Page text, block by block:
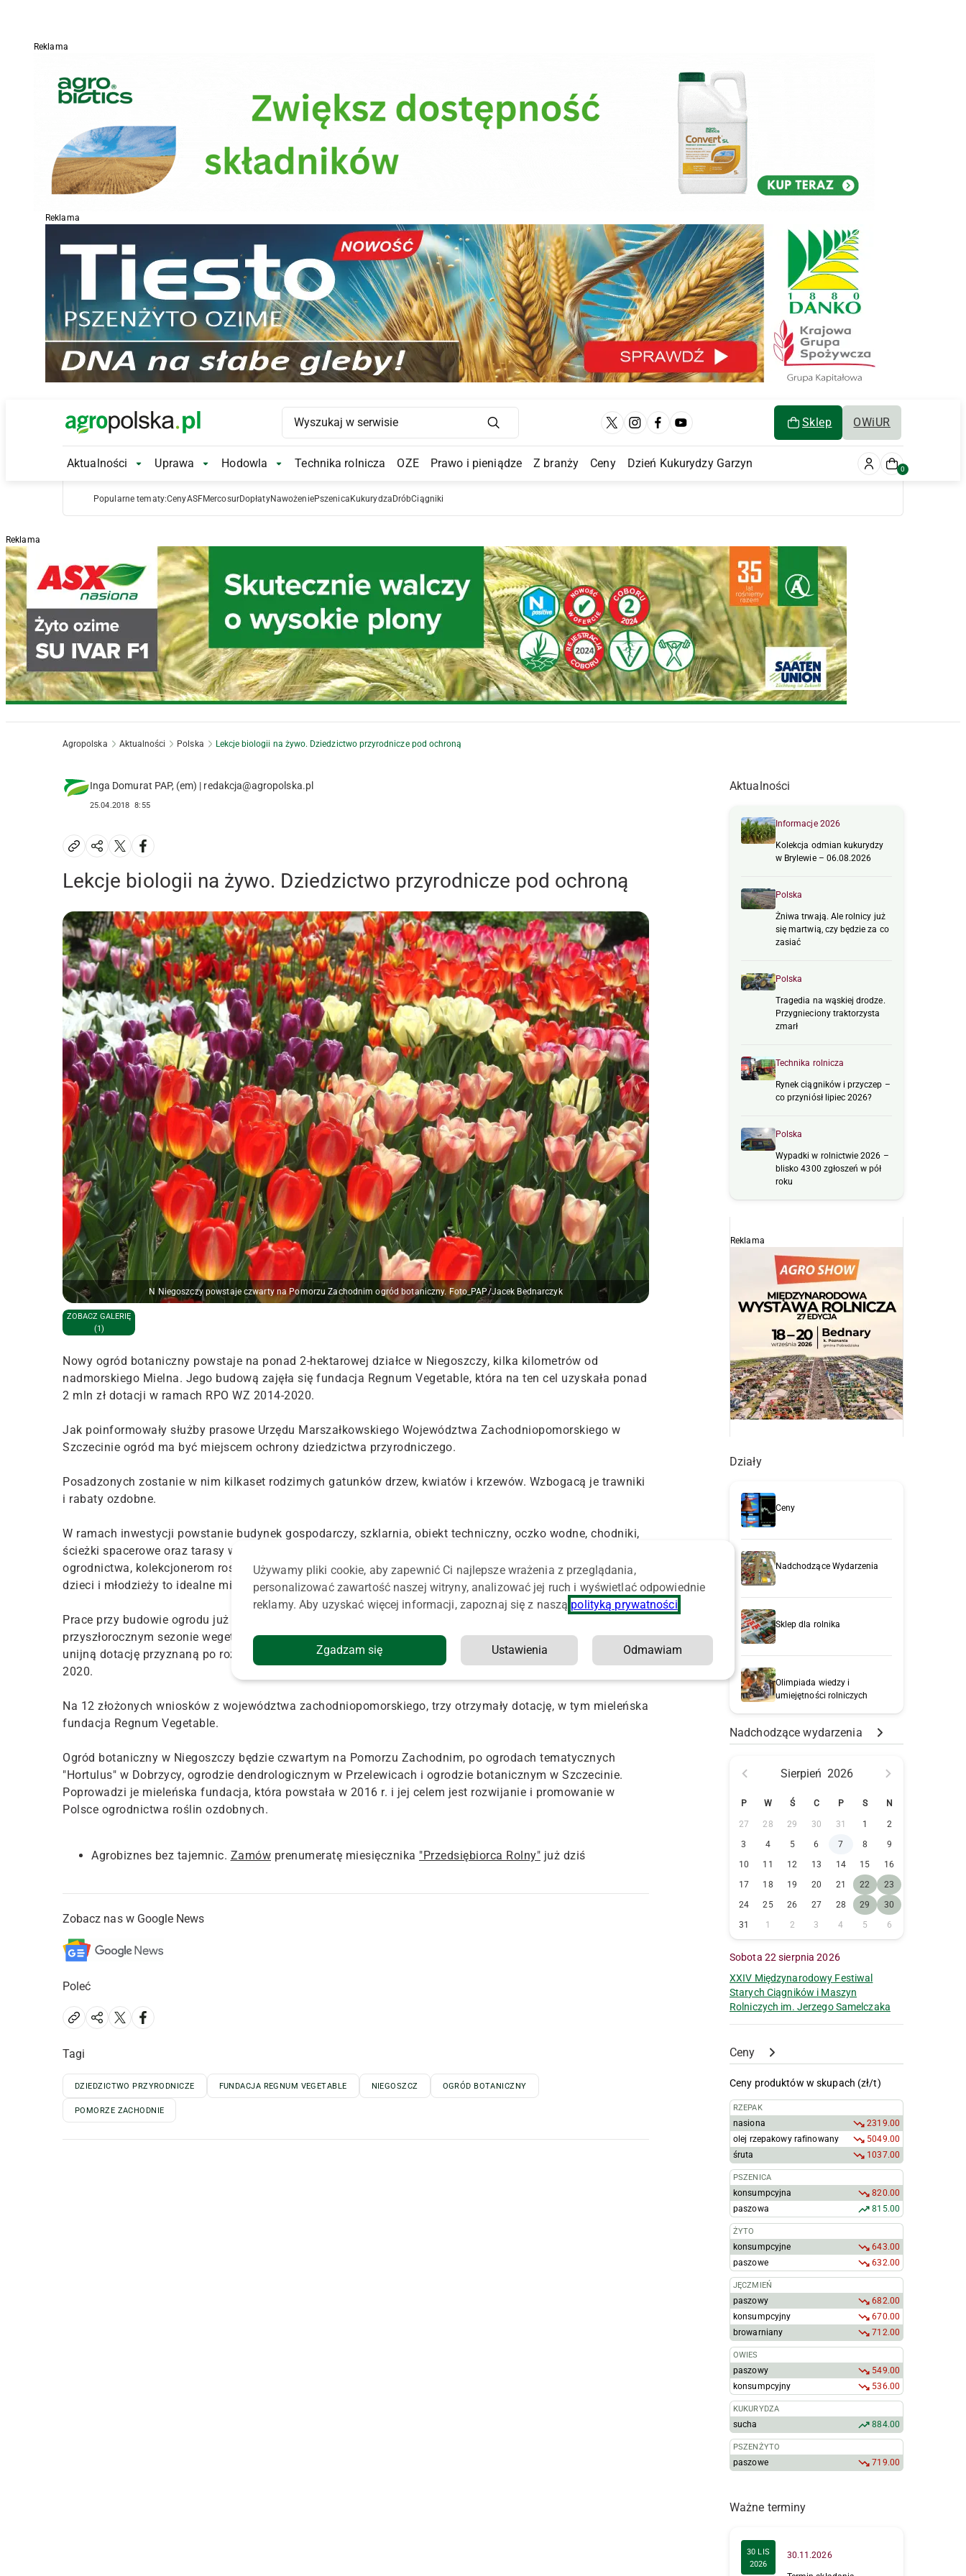
Reklama
Reklama
Main Logo Sklep OWiUR
Main Navigation
Aktualności Aktualności Submenu
Uprawa Uprawa Submenu
Hodowla Hodowla Submenu
Technika rolnicza OZE Prawo i pieniądze Z branży Ceny Dzień Kukurydzy Garzyn 0
Popularne tematy:CenyASFMercosurDopłatyNawożeniePszenica Kukurydza DróbCiągniki
Reklama
Agropolska Aktualności Polska Lekcje biologii na żywo. Dziedzictwo przyrodnicze pod ochroną
Inga Domurat PAP, (em) | redakcja@agropolska.pl
25.04.2018 8:55
Lekcje biologii na żywo. Dziedzictwo przyrodnicze pod ochroną
N Niegoszczy powstaje czwarty na Pomorzu Zachodnim ogród botaniczny. Foto_PAP/Jacek Bednarczyk
ZOBACZ GALERIĘ
(1)
Nowy ogród botaniczny powstaje na ponad 2-hektarowej działce w Niegoszczy, kilka kilometrów od
nadmorskiego Mielna. Jego budową zajęła się fundacja Regnum Vegetable, która na ten cel uzyskała ponad
2 mln zł dotacji w ramach RPO WZ 2014-2020.
Jak poinformowały służby prasowe Urzędu Marszałkowskiego Województwa Zachodniopomorskiego w
Szczecinie ogród ma być miejscem ochrony dziedzictwa przyrodniczego.
Posadzonych zostanie w nim kilkaset rodzimych gatunków drzew, kwiatów i krzewów. Wzbogacą je trawniki
i rabaty ozdobne.
W ramach inwestycji powstanie budynek gospodarczy, szklarnia, obiekt techniczny, oczko wodne, chodniki,
ścieżki spacerowe oraz tarasy widokowe. Powstająca w Niegoszczy atrakcja ma służyć pasjonatom
ogrodnictwa, kolekcjonerom roślin, szkółkarzom, naukowcom, ale także mieszkańcom regionu. Z kolei dla
dzieci i młodzieży to idealne miejsce na odbycie lekcji biologii na żywo.
Prace przy budowie ogrodu już trwają i mają zakończyć się do 31 października (udostępniony zostanie w
przyszłorocznym sezonie wegetacyjnym). Koszt inwestycji to 2,4 mln zł, z których ponad 2 mln zł stanowi
unijną dotację przyznaną po rozstrzygnięciu konkursu przez Urząd Marszałkowski w ramach RPO WZ 2014-
2020.
Na 12 złożonych wniosków z województwa zachodniopomorskiego, trzy otrzymały dotację, w tym mieleńska
fundacja Regnum Vegetable.
Ogród botaniczny w Niegoszczy będzie czwartym na Pomorzu Zachodnim, po ogrodach tematycznych
"Hortulus" w Dobrzycy, ogrodzie dendrologicznym w Przelewicach i ogrodzie botanicznym w Szczecinie.
Poprowadzi je mieleńska fundacja, która powstała w 2016 r. i jej celem jest rozwijanie i promowanie w
Polsce ogrodnictwa roślin ozdobnych.
Agrobiznes bez tajemnic. Zamów prenumeratę miesięcznika "Przedsiębiorca Rolny" już dziś
Zobacz nas w Google News
Poleć
Tagi
DZIEDZICTWO PRZYRODNICZE FUNDACJA REGNUM VEGETABLE NIEGOSZCZ OGRÓD BOTANICZNY
POMORZE ZACHODNIE
Aktualności
Informacje 2026
Kolekcja odmian kukurydzy
w Brylewie – 06.08.2026
Polska
Żniwa trwają. Ale rolnicy już
się martwią, czy będzie za co
zasiać
Polska
Tragedia na wąskiej drodze.
Przygnieciony traktorzysta
zmarł
Technika rolnicza
Rynek ciągników i przyczep –
co przyniósł lipiec 2026?
Polska
Wypadki w rolnictwie 2026 –
blisko 4300 zgłoszeń w pół
roku
Reklama
Działy
Ceny
Nadchodzące Wydarzenia
Sklep dla rolnika
Olimpiada wiedzy i
umiejętności rolniczych
Nadchodzące wydarzenia
Sierpień 2026
P W Ś C P S N
27 28 29 30 31 1
2
3
4 5 6 7 8
9
10
11 12 13 14 15
16
17
18 19 20 21 22
23
24
25 26 27 28 29
30
31
1 2 3 4 5 6
Sobota 22 sierpnia 2026
XXIV Międzynarodowy Festiwal
Starych Ciągników i Maszyn
Rolniczych im. Jerzego Samelczaka
Ceny
Ceny produktów w skupach (zł/t)
RZEPAK
nasiona
2319.00
olej rzepakowy rafinowany
5049.00
śruta
1037.00
PSZENICA
konsumpcyjna
820.00
paszowa
815.00
ŻYTO
konsumpcyjne
643.00
paszowe
632.00
JĘCZMIEŃ
paszowy
682.00
konsumpcyjny
670.00
browarniany
712.00
OWIES
paszowy
549.00
konsumpcyjny
536.00
KUKURYDZA
sucha 884.00
PSZENŻYTO
paszowe 719.00
Ważne terminy
30 LIS
2026
30.11.2026
Używamy pliki cookie, aby zapewnić Ci najlepsze wrażenia z przeglądania,
personalizować zawartość naszej witryny, analizować jej ruch i wyświetlać odpowiednie
reklamy. Aby uzyskać więcej informacji, zapoznaj się z naszą polityką prywatności
Zgadzam się Ustawienia Odmawiam